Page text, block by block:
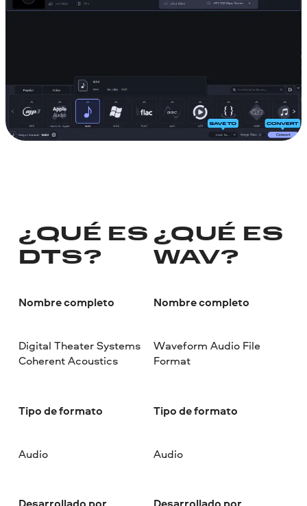
¿QUÉ ES
DTS?
Nombre completo
Digital Theater Systems
Coherent Acoustics
Tipo de formato
Audio
¿QUÉ ES
WAV?
Nombre completo
Waveform Audio File
Format
Tipo de formato
Audio